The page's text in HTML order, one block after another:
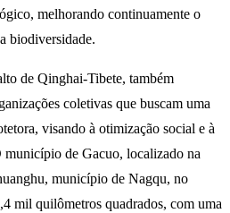
melhorando continuamente o
biodiversidade.
de Qinghai-Tibete, também
coletivas que buscam uma
visando à otimização social e à
município de Gacuo, localizado na
município de Nagqu, no
mil quilômetros quadrados, com uma